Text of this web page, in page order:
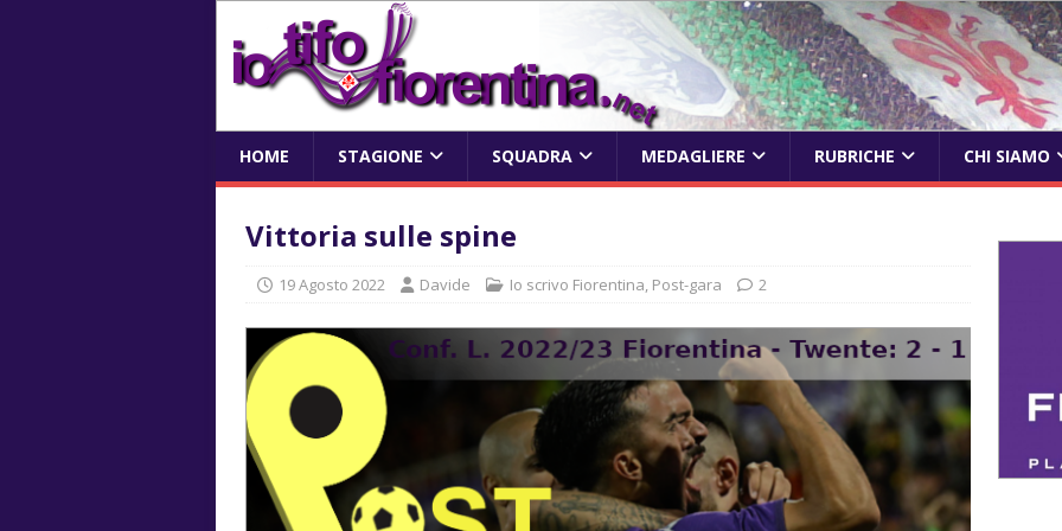
HOME STAGIONE SQUADRA MEDAGLIERE RUBRICHE CHI SIAMO
Vittoria sulle spine
19 Agosto 2022 Davide Io scrivo Fiorentina, Post-gara 2